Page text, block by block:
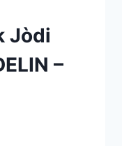
Jòdi
–